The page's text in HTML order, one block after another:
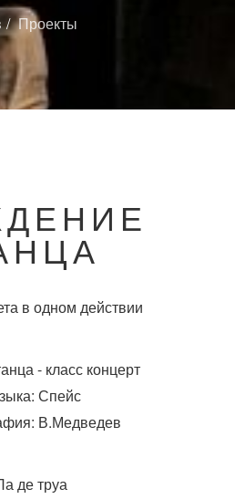
Проекты
в одном действии
- класс концерт
Спейс
В.Медведев
де труа